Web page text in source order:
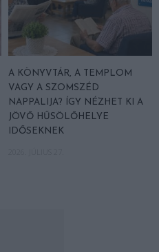
A KÖNYVTÁR, A TEMPLOM
VAGY A SZOMSZÉD
NAPPALIJA? ÍGY NÉZHET KI A
JÖVŐ HŰSÖLŐHELYE
IDŐSEKNEK